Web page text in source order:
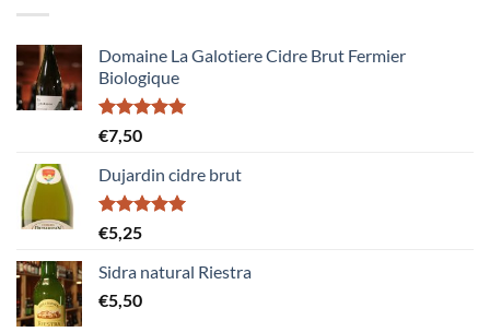
Domaine La Galotiere Cidre Brut Fermier
Biologique
Gewaardeerd
5.00
€7,50
Dujardin cidre brut
Gewaardeerd
5.00
€5,25
Sidra natural Riestra
€5,50